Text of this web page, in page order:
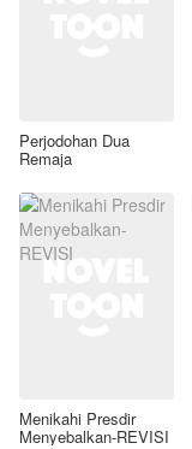
Perjodohan Dua
Remaja
Menikahi Presdir
Menyebalkan-REVISI